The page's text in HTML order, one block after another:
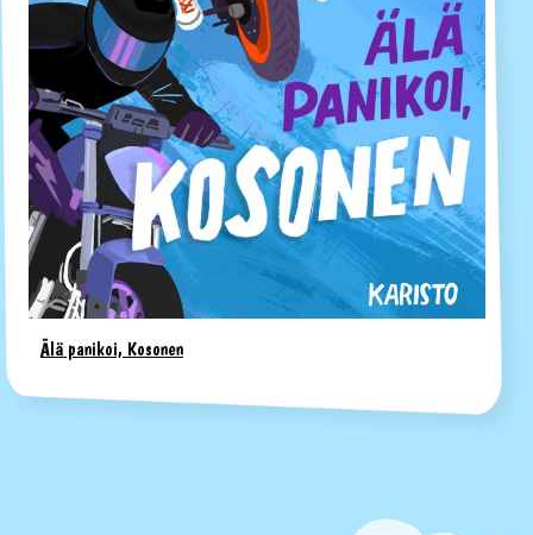
Älä panikoi, Kosonen